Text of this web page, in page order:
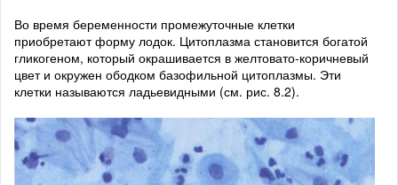
Во время беременности промежуточные клетки
приобретают форму лодок. Цитоплазма становится богатой
гликогеном, который окрашивается в желтовато-коричневый
цвет и окружен ободком базофильной цитоплазмы. Эти
клетки называются ладьевидными (см. рис. 8.2).